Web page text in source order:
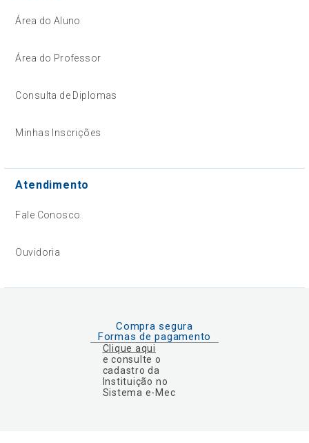
Área do Aluno
Área do Professor
Consulta de Diplomas
Minhas Inscrições
Atendimento
Fale Conosco
Ouvidoria
Compra segura
Formas de pagamento
Clique aqui
e consulte o
cadastro da
Instituição no
Sistema e-Mec